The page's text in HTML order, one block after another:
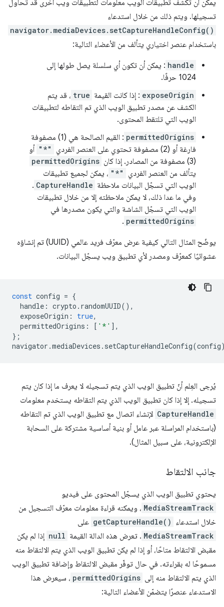
يمكن أن تكشف تطبيقات الويب معلومات لتطبيقات ويب أخرى قد تحاول
تسجيلها. ويتم ذلك من خلال استدعاء
navigator.mediaDevices.setCaptureHandleConfig()
باستخدام عنصر اختياري يتألف من الأعضاء التالية:
handle : يمكن أن تكون أي سلسلة يصل طولها إلى
1024 حرفًا.
exposeOrigin : إذا كانت القيمة true ، قد يتم
الكشف عن مصدر تطبيق الويب الذي تم التقاطه لتطبيقات
الويب التي تلتقط المحتوى.
permittedOrigins
: القيم الصالحة هي (1) مصفوفة
فارغة أو (2) مصفوفة تحتوي على العنصر الفردي
"*" أو
(3) مصفوفة من المصادر. إذا كان
permittedOrigins
يتألف من العنصر الفردي "*" ، يمكن لجميع تطبيقات
الويب التي تسجّل البيانات ملاحظة CaptureHandle
.
وفي ما عدا ذلك، لا يمكن ملاحظته إلا من خلال تطبيقات
الويب التي تسجّل الشاشة والتي يكون مصدرها في
permittedOrigins
.
يوضّح المثال التالي كيفية عرض معرّف فريد عالمي (UUID) تم إنشاؤه
عشوائيًا كمعرّف ومصدر لأي تطبيق ويب يسجّل البيانات.
const config = {
handle : crypto . randomUUID(),
exposeOrigin : true,
permittedOrigins : [ '*' ],
};
navigator .mediaDevices . setCaptureHandleConfig(config
يُرجى العِلم أنّ تطبيق الويب الذي يتم تسجيله لا يعرف ما إذا كان يتم
تسجيله. إلا إذا كان تطبيق الويب الذي يتم التقاطه يستخدم معلومات
CaptureHandle لإنشاء اتصال مع تطبيق الويب الذي تم التقاطه
(باستخدام المراسلة عبر عامل أو بنية أساسية مشتركة على السحابة
الإلكترونية، على سبيل المثال).
جانب الالتقاط
يحتوي تطبيق الويب الذي يسجّل المحتوى على فيديو
MediaStreamTrack ، ويمكنه قراءة معلومات معرّف التسجيل من
خلال استدعاء
getCaptureHandle() على
MediaStreamTrack . تعرض هذه الدالة القيمة null إذا لم يكن
مقبض الالتقاط متاحًا، أو إذا لم يكن تطبيق الويب الذي يتم الالتقاط منه
مسموحًا له بقراءته. في حال توفّر مقبض الالتقاط وإضافة تطبيق الويب
الذي يتم الالتقاط منه إلى permittedOrigins ، سيعرض هذا
الاستدعاء عنصرًا يتضمّن الأعضاء التالية: